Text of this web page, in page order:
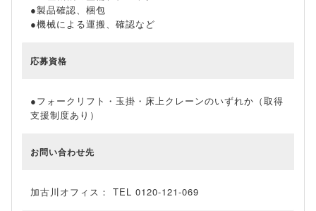
●製品確認、梱包
●機械による運搬、確認など
応募資格
●フォークリフト・玉掛・床上クレーンのいずれか（取得
支援制度あり）
お問い合わせ先
加古川オフィス： TEL 0120-121-069